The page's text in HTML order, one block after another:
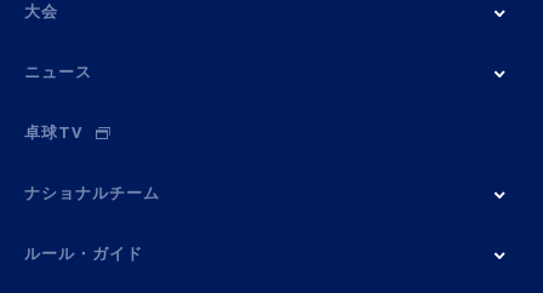
大会
ニュース
卓球TV
ナショナルチーム
ルール・ガイド